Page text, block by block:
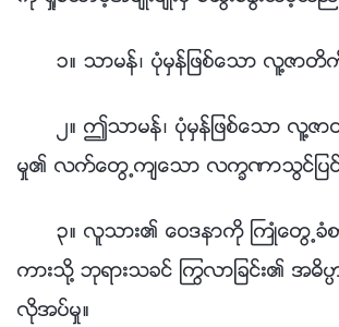
၁။ သာမန္၊ ပုံမွန္ျဖစ္ေသာ လူ႔ဇာတိ
၂။ ဤသာမန္၊ ပုံမွန္ျဖစ္ေသာ လူ႔
မႈ၏ လက္ေတြ႕က်ေသာ လကၡဏာသြင္ျပ
၃။ လူသား၏ ေဝဒနာကို ႀကဳံေတြ႕ခံစ
ကားသို႔ ဘုရားသခင္ ႂကြလာျခင္း၏ အဓိ
လိုအပ္မႈ။